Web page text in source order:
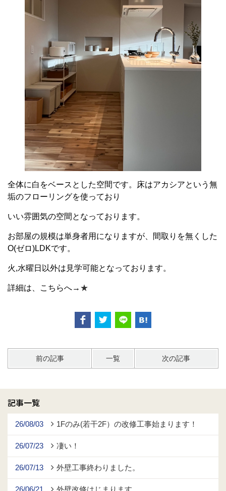
全体に白をベースとした空間です。床はアカシアという無
垢のフローリングを使っており
いい雰囲気の空間となっております。
お部屋の規模は単身者用になりますが、間取りを無くした
O(ゼロ)LDKです。
火,水曜日以外は見学可能となっております。
詳細は、こちらへ→ ★
前の記事 一覧 次の記事
記事一覧
26/08/03 1Fのみ(若干2F）の改修工事始まります！
26/07/23 凄い！
26/07/13 外壁工事終わりました。
26/06/21 外壁改修はじまります